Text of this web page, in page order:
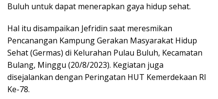
Buluh untuk dapat menerapkan gaya hidup sehat.
Hal itu disampaikan Jefridin saat meresmikan
Pencanangan Kampung Gerakan Masyarakat Hidup
Sehat (Germas) di Kelurahan Pulau Buluh, Kecamatan
Bulang, Minggu (20/8/2023). Kegiatan juga
disejalankan dengan Peringatan HUT Kemerdekaan RI
Ke-78.